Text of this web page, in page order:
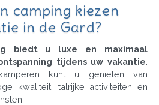
camping kiezen
in de Gard?
biedt u luxe en maximaal
tijdens uw vakantie
kunt u genieten van
kwaliteit, talrijke activiteiten en